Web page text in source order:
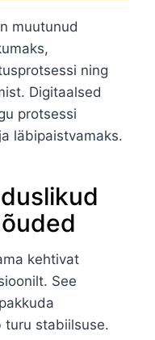
muutunud
ning
Digitaalsed
protsessi
läbipaistvamaks.
kehtivat
See
stabiilsuse.